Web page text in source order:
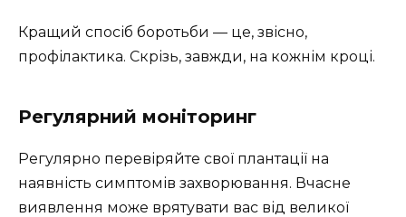
Кращий спосіб боротьби — це, звісно,
профілактика. Скрізь, завжди, на кожнім кроці.
Регулярний моніторинг
Регулярно перевіряйте свої плантації на
наявність симптомів захворювання. Вчасне
виявлення може врятувати вас від великої